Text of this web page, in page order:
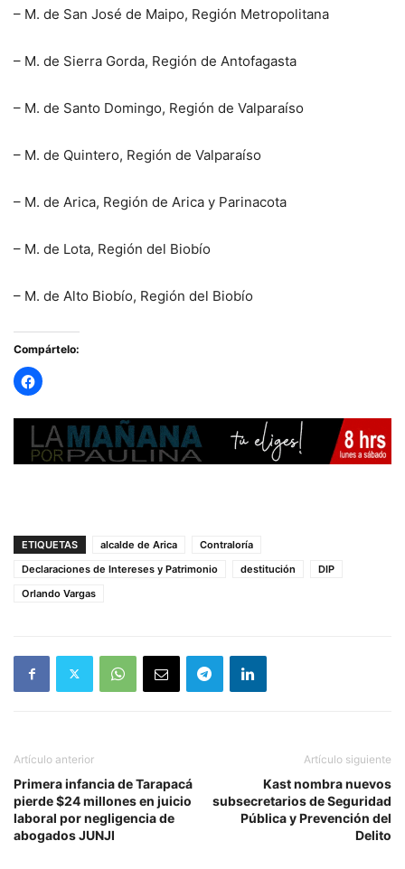
– M. de San José de Maipo, Región Metropolitana
– M. de Sierra Gorda, Región de Antofagasta
– M. de Santo Domingo, Región de Valparaíso
– M. de Quintero, Región de Valparaíso
– M. de Arica, Región de Arica y Parinacota
– M. de Lota, Región del Biobío
– M. de Alto Biobío, Región del Biobío
Compártelo:
ETIQUETAS alcalde de Arica
Contraloría
Declaraciones de Intereses y Patrimonio
destitución
DIP
Orlando Vargas
Artículo anterior
Primera infancia de Tarapacá
pierde $24 millones en juicio
laboral por negligencia de
abogados JUNJI
Artículo siguiente
Kast nombra nuevos
subsecretarios de Seguridad
Pública y Prevención del
Delito